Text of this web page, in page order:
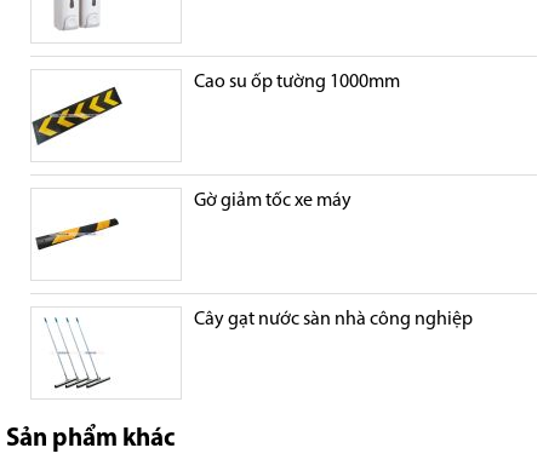
Cao su ốp tường 1000mm
Gờ giảm tốc xe máy
Cây gạt nước sàn nhà công nghiệp
Sản phẩm khác